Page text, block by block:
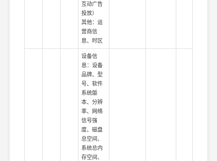
互动广告
投放）
其他：运
营商信
息、时区
设备信
息：设备
品牌、型
号、软件
系统版
本、分辨
率、网络
信号强
度、磁盘
总空间、
系统总内
存空间、